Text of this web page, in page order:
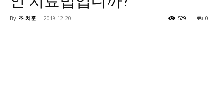
By 조 치훈 - 2019-12-20 0
529